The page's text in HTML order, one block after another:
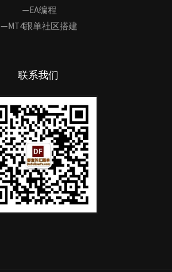
—EA编程
—MT4跟单社区搭建
联系我们